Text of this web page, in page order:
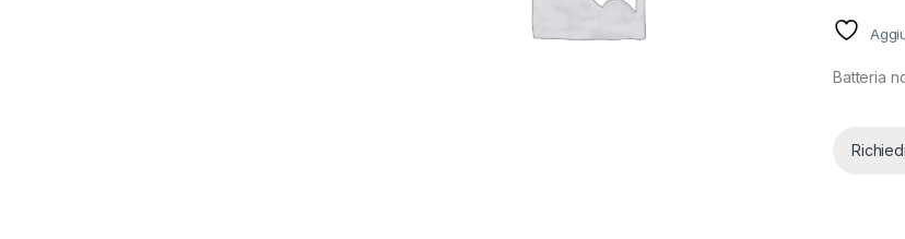
Batteria